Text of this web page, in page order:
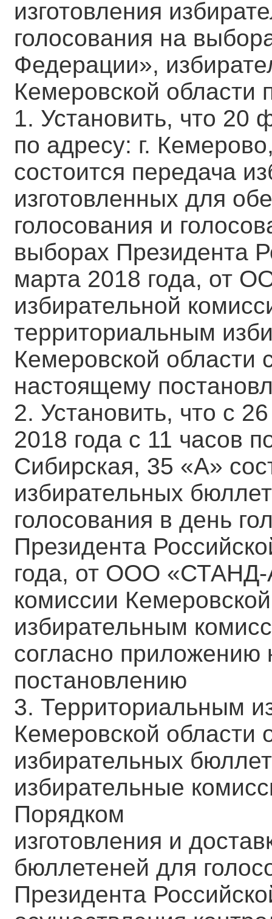
изготовления
голосования на
Федерации»,
Кемеровской области
1. Установить, что 20
по адресу: г.
состоится передача
изготовленных для
голосования и
выборах Президента
марта 2018 года, от
избирательной
территориальным
Кемеровской области
настоящему
2. Установить, что с
2018 года c 11 часов
Сибирская, 35 «А»
избирательных
голосования в день
Президента
года, от ООО «СТАНД-
комиссии
избирательным
согласно приложению
постановлению
3. Территориальным
Кемеровской области
избирательных
избирательные
Порядком
изготовления и
бюллетеней для
Президента